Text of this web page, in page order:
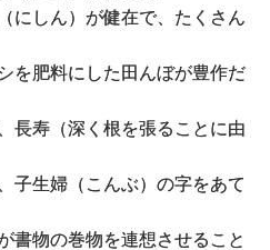
にしん）が健在で、たくさん
を肥料にした田んぼが豊作だ
長寿（深く根を張ることに由
子生婦（こんぶ）の字をあて
書物の巻物を連想させること